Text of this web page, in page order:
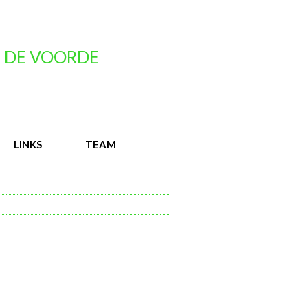
VOORDE
LINKS
TEAM